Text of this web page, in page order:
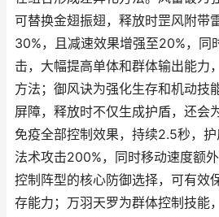
可替换金翅振翅，释放时罡风附带
30%，且减速效果增强至20%，同
击，大幅提高单体和群体输出能力
方法；御风诀为强化生存和机动技
屏障，释放时不仅生成护盾，还会
免疫全部控制效果，持续2.5秒，
法术攻击200%，同时移动速度额
控制阵型的核心防御选择，可有效
存能力；万羽天罗为群体控制技能